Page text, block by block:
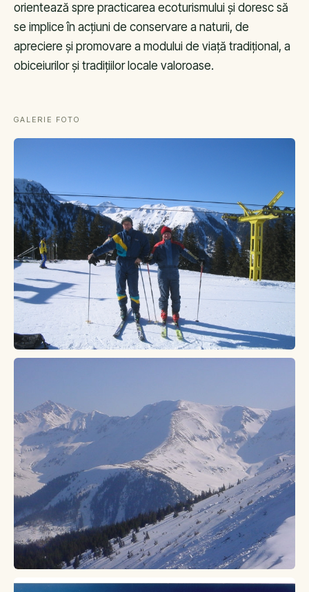
orientează spre practicarea ecoturismului și doresc să
se implice în acțiuni de conservare a naturii, de
apreciere și promovare a modului de viață tradițional, a
obiceiurilor și tradițiilor locale valoroase.
GALERIE FOTO